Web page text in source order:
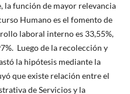
la función de mayor relevancia
Humano es el fomento de
laboral interno es 33,55%,
Luego de la recolección y
la hipótesis mediante la
que existe relación entre el
de Servicios y la